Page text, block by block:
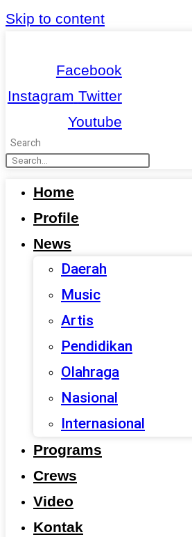
Skip to content
Facebook
Instagram Twitter
Youtube
Search
Home
Profile
News
Daerah
Music
Artis
Pendidikan
Olahraga
Nasional
Internasional
Programs
Crews
Video
Kontak